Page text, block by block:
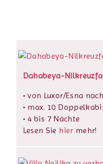
Dahabeya-
• von Luxor/Esna
• max. 10
• 4 bis 7 Nächte
Lesen Sie hier mehr!